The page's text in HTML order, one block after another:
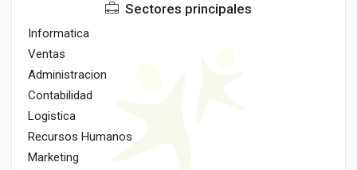
Sectores principales
Informatica
Ventas
Administracion
Contabilidad
Logistica
Recursos Humanos
Marketing